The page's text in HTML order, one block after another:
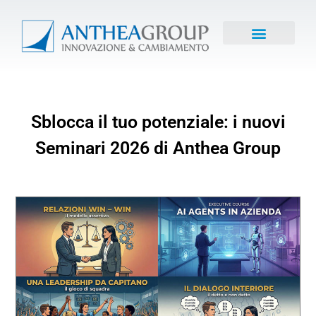
Sblocca il tuo potenziale: i nuovi
Seminari 2026 di Anthea Group